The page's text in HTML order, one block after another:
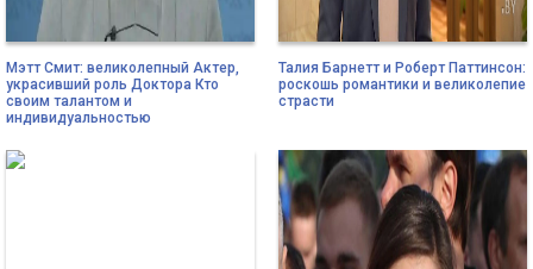
Мэтт Смит: великолепный Актер,
украсивший роль Доктора Кто
своим талантом и
индивидуальностью
Талия Барнетт и Роберт Паттинсон:
роскошь романтики и великолепие
страсти